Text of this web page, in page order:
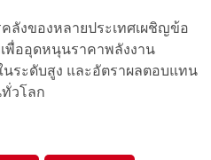
ลังของหลายประเทศเผชิญข้อ
พื่ออุดหนุนราคาพลังงาน
ระดับสูง และอัตราผลตอบแทน
วโลก